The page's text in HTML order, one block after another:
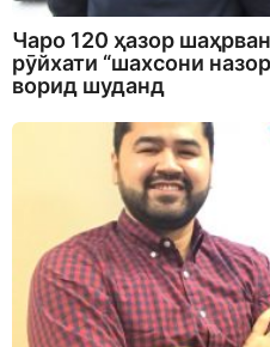
Чаро 120 ҳазор
рӯйхати “шахсони
ворид шуданд